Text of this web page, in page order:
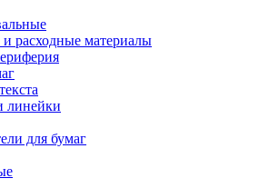
расходные материалы
линейки
для бумаг